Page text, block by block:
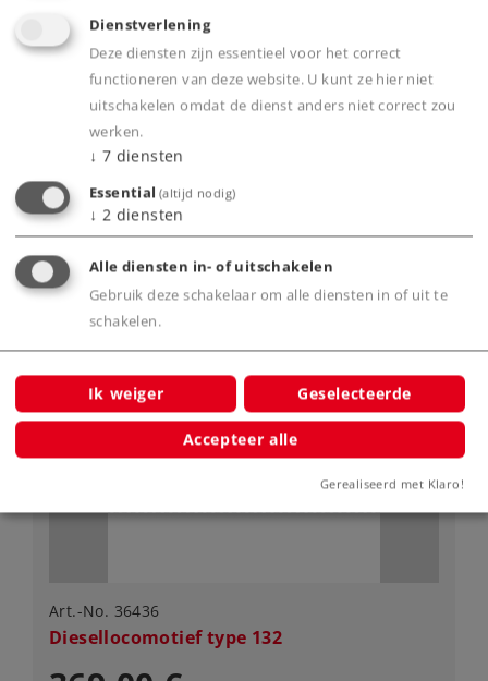
Art.-No. 36354
Elektrische rangeerlocomotief type Ee 3/3
339,00 €
Neem contact op met uw lokale dealer
Spoor H0 Tijdperk V
Art.-No. 36436
Diesellocomotief type 132
Dienstverlening
Deze diensten zijn essentieel voor het correct
functioneren van deze website. U kunt ze hier niet
uitschakelen omdat de dienst anders niet correct zou
werken.
↓ 7 diensten
Essential (altijd nodig)
↓ 2 diensten
Alle diensten in- of uitschakelen
Gebruik deze schakelaar om alle diensten in of uit te
schakelen.
Ik weiger Geselecteerde
Accepteer alle
Gerealiseerd met Klaro!